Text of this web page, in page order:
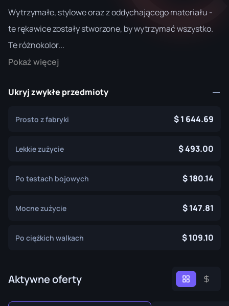
Wytrzymałe, stylowe oraz z oddychającego materiału -
te rękawice zostały stworzone, by wytrzymać wszystko.
Te różnokolor...
Pokaż więcej
Ukryj zwykłe przedmioty
Prosto z fabryki 1 644.69
Lekkie zużycie 493.00
Po testach bojowych 180.14
Mocne zużycie 147.81
Po ciężkich walkach 109.10
Aktywne oferty